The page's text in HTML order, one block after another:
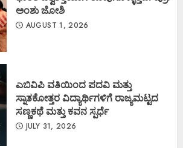
ಅಂಶು ಜೋಶಿ
AUGUST 1, 2026
ಎಬಿವಿಪಿ ವತಿಯಿಂದ ಪದವಿ ಮತ್ತು
ಸ್ನಾತಕೋತ್ತರ ವಿದ್ಯಾರ್ಥಿಗಳಿಗೆ ರಾಜ್ಯಮಟ್ಟದ
ಸಣ್ಣಕಥೆ ಮತ್ತು ಕವನ ಸ್ಪರ್ಧೆ
JULY 31, 2026